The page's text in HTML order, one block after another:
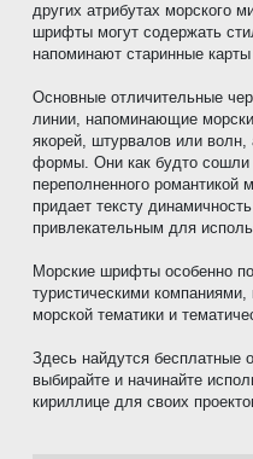
других атрибутах морского
шрифты могут содержать
напоминают старинные
Основные отличительные
линии, напоминающие
якорей, штурвалов или
формы. Они как будто сошли
переполненного романтикой
придает тексту
привлекательным для
Морские шрифты особенно
туристическими
морской тематики и
Здесь найдутся
выбирайте и начинайте
кириллице для своих